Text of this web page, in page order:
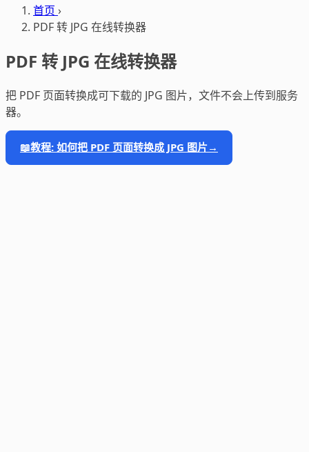
首页 ›
PDF 转 JPG 在线转换器
PDF 转 JPG 在线转换器
把 PDF 页面转换成可下载的 JPG 图片，文件不会上传到服务
器。
📖教程: 如何把 PDF 页面转换成 JPG 图片→